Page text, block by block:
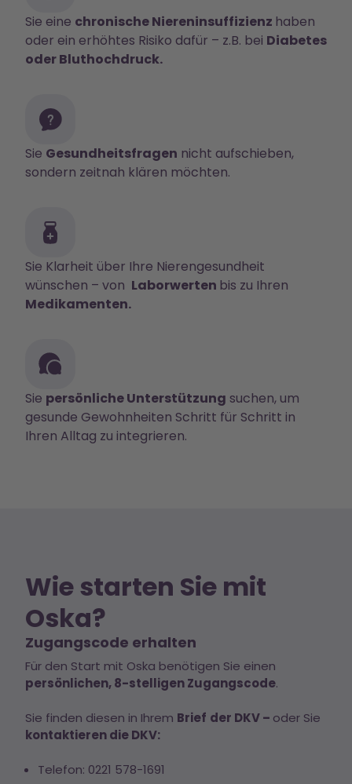
Sie eine chronische Niereninsuffizienz haben
oder ein erhöhtes Risiko dafür – z.B. bei Diabetes
oder Bluthochdruck.
Sie Gesundheitsfragen nicht aufschieben,
sondern zeitnah klären möchten.
Sie Klarheit über Ihre Nierengesundheit
wünschen – von Laborwerten bis zu Ihren
Medikamenten.
Sie persönliche Unterstützung suchen, um
gesunde Gewohnheiten Schritt für Schritt in
Ihren Alltag zu integrieren.
Wie starten Sie mit
Oska?
Zugangscode erhalten
Für den Start mit Oska benötigen Sie einen
persönlichen, 8-stelligen Zugangscode.
Sie finden diesen in Ihrem Brief der DKV – oder Sie
kontaktieren die DKV:
Telefon: 0221 578-1691